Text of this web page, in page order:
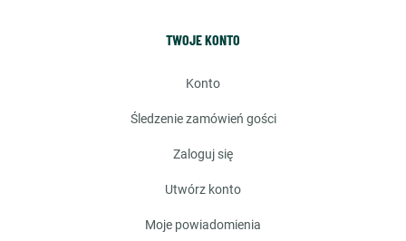
TWOJE KONTO
konto
śledzenie zamówień gości
zaloguj się
utwórz konto
moje powiadomienia